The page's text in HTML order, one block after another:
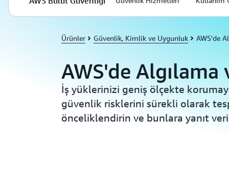
Ürünler Güvenlik, Kimlik ve Uygunluk AWS'de
AWS'de Algılama
İş yüklerinizi geniş ölçekte
güvenlik risklerini sürekli olarak
önceliklendirin ve bunlara yanıt